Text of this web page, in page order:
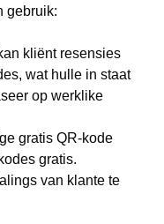
gebruik:
kliënt resensies
wat hulle in staat
op werklike
gratis QR-kode
gratis.
van klante te